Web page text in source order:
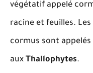
végétatif appelé
racine et feuilles.
cormus sont appelés
aux Thallophytes.